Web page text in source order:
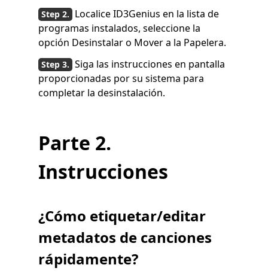
Localice ID3Genius en la lista de
programas instalados, seleccione la
opción Desinstalar o Mover a la Papelera.
Siga las instrucciones en pantalla
proporcionadas por su sistema para
completar la desinstalación.
Parte 2.
Instrucciones
¿Cómo etiquetar/editar
metadatos de canciones
rápidamente?